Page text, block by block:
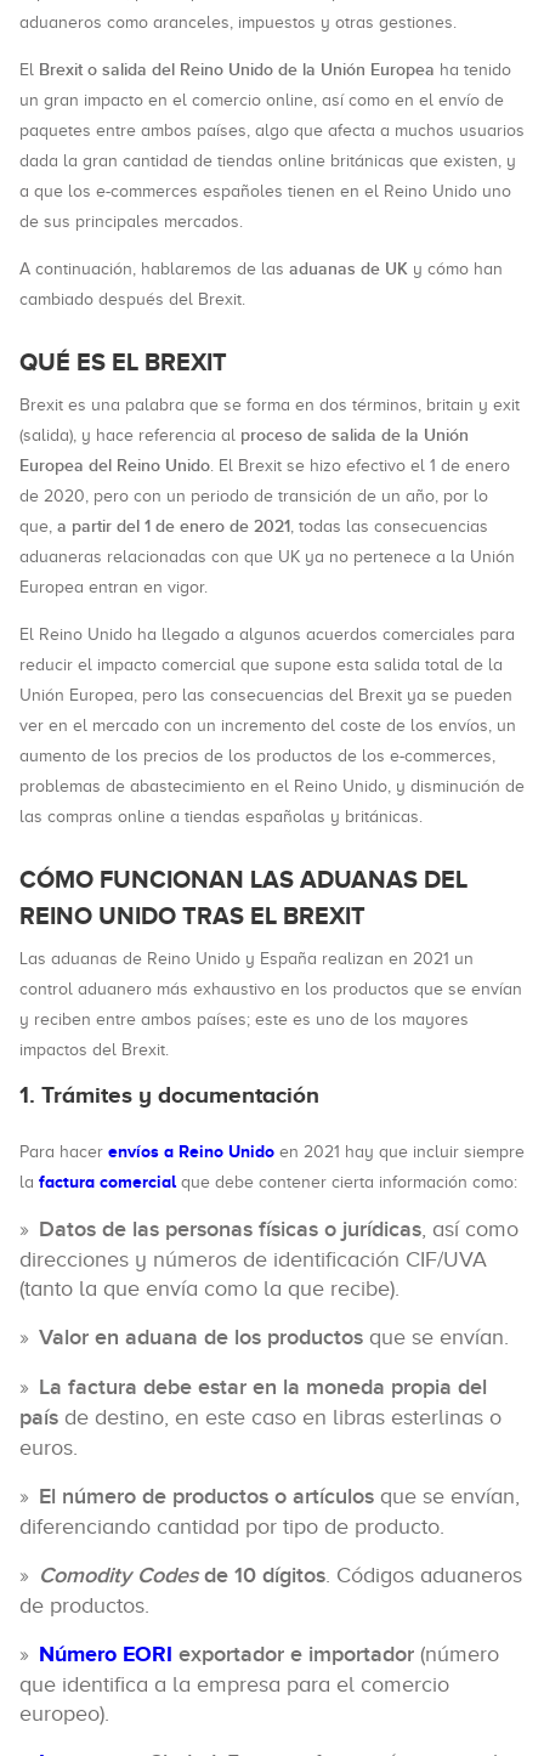
aduaneros como aranceles, impuestos y otras gestiones.
El Brexit o salida del Reino Unido de la Unión Europea ha tenido
un gran impacto en el comercio online, así como en el envío de
paquetes entre ambos países, algo que afecta a muchos usuarios
dada la gran cantidad de tiendas online británicas que existen, y
a que los e-commerces españoles tienen en el Reino Unido uno
de sus principales mercados.
A continuación, hablaremos de las aduanas de UK y cómo han
cambiado después del Brexit.
QUÉ ES EL BREXIT
Brexit es una palabra que se forma en dos términos, britain y exit
(salida), y hace referencia al proceso de salida de la Unión
Europea del Reino Unido. El Brexit se hizo efectivo el 1 de enero
de 2020, pero con un periodo de transición de un año, por lo
que, a partir del 1 de enero de 2021, todas las consecuencias
aduaneras relacionadas con que UK ya no pertenece a la Unión
Europea entran en vigor.
El Reino Unido ha llegado a algunos acuerdos comerciales para
reducir el impacto comercial que supone esta salida total de la
Unión Europea, pero las consecuencias del Brexit ya se pueden
ver en el mercado con un incremento del coste de los envíos, un
aumento de los precios de los productos de los e-commerces,
problemas de abastecimiento en el Reino Unido, y disminución de
las compras online a tiendas españolas y británicas.
CÓMO FUNCIONAN LAS ADUANAS DEL
REINO UNIDO TRAS EL BREXIT
Las aduanas de Reino Unido y España realizan en 2021 un
control aduanero más exhaustivo en los productos que se envían
y reciben entre ambos países; este es uno de los mayores
impactos del Brexit.
1. Trámites y documentación
Para hacer envíos a Reino Unido en 2021 hay que incluir siempre
la factura comercialque debe contener cierta información como:
Datos de las personas físicas o jurídicas, así como
direcciones y números de identificación CIF/UVA
(tanto la que envía como la que recibe).
Valor en aduana de los productos que se envían.
La factura debe estar en la moneda propia del
país de destino, en este caso en libras esterlinas o
euros.
El número de productos o artículos que se envían,
diferenciando cantidad por tipo de producto.
Comodity Codesde 10 dígitos. Códigos aduaneros
de productos.
Número EORI exportador e importador (número
que identifica a la empresa para el comercio
europeo).